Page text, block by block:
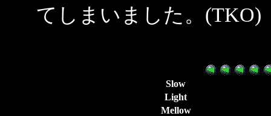
てしまいました。(TKO)
Slow
Light
Mellow